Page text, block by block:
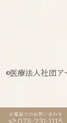
©医療法人社団